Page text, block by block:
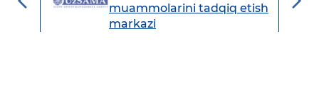
muammolarini tadqiq etish
markazi